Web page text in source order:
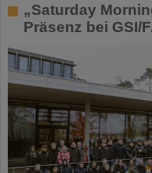
„Saturday
Präsenz bei GSI/